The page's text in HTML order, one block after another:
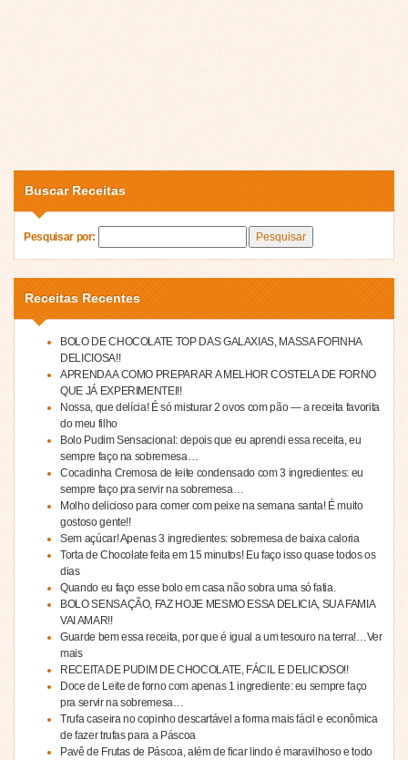
Buscar Receitas
Pesquisar por:
Receitas Recentes
BOLO DE CHOCOLATE TOP DAS GALAXIAS, MASSA FOFINHA
DELICIOSA!!
APRENDA A COMO PREPARAR A MELHOR COSTELA DE FORNO
QUE JÁ EXPERIMENTEI!!
Nossa, que delícia! É só misturar 2 ovos com pão — a receita favorita
do meu filho
Bolo Pudim Sensacional: depois que eu aprendi essa receita, eu
sempre faço na sobremesa…
Cocadinha Cremosa de leite condensado com 3 ingredientes: eu
sempre faço pra servir na sobremesa…
Molho delicioso para comer com peixe na semana santa! É muito
gostoso gente!!
Sem açúcar! Apenas 3 ingredientes: sobremesa de baixa caloria
Torta de Chocolate feita em 15 minutos! Eu faço isso quase todos os
dias
Quando eu faço esse bolo em casa não sobra uma só fatia.
BOLO SENSAÇÃO, FAZ HOJE MESMO ESSA DELICIA, SUA FAMIA
VAI AMAR!!
Guarde bem essa receita, por que é igual a um tesouro na terra!…Ver
mais
RECEITA DE PUDIM DE CHOCOLATE, FÁCIL E DELICIOSO!!
Doce de Leite de forno com apenas 1 ingrediente: eu sempre faço
pra servir na sobremesa…
Trufa caseira no copinho descartável a forma mais fácil e econômica
de fazer trufas para a Páscoa
Pavê de Frutas de Páscoa, além de ficar lindo é maravilhoso e todo